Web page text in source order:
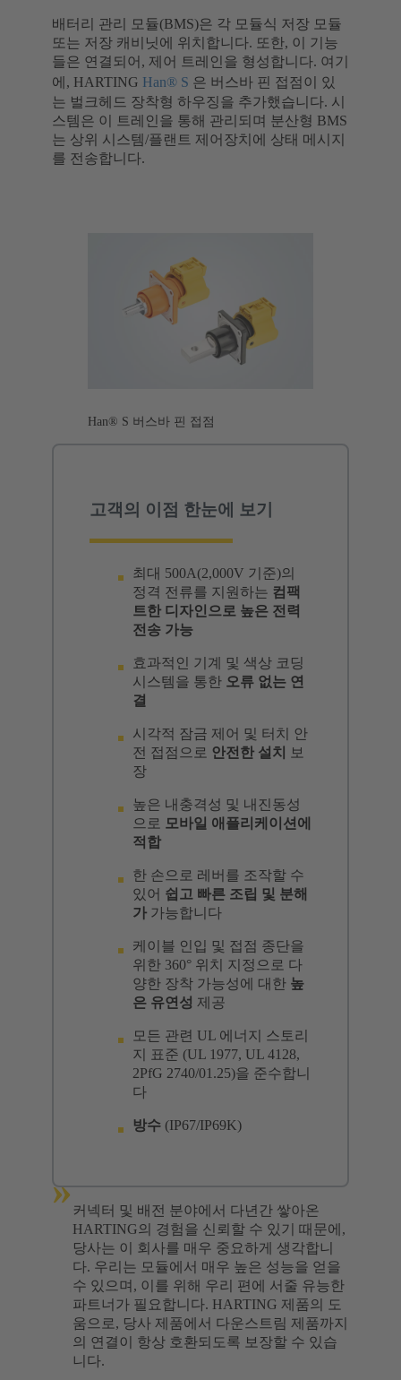
배터리 관리 모듈(BMS)은 각 모듈식 저장 모듈
또는 저장 캐비닛에 위치합니다. 또한, 이 기능
들은 연결되어, 제어 트레인을 형성합니다. 여기
에, HARTING Han® S 은 버스바 핀 접점이 있
는 벌크헤드 장착형 하우징을 추가했습니다. 시
스템은 이 트레인을 통해 관리되며 분산형 BMS
는 상위 시스템/플랜트 제어장치에 상태 메시지
를 전송합니다.
Han® S 버스바 핀 접점
고객의 이점 한눈에 보기
최대 500A(2,000V 기준)의
정격 전류를 지원하는 컴팩
트한 디자인으로 높은 전력
전송 가능
효과적인 기계 및 색상 코딩
시스템을 통한 오류 없는 연
결
시각적 잠금 제어 및 터치 안
전 접점으로 안전한 설치
보
장
높은 내충격성 및 내진동성
으로 모바일 애플리케이션에
적합
한 손으로 레버를 조작할 수
있어 쉽고 빠른 조립 및 분해
가 가능합니다
케이블 인입 및 접점 종단을
위한 360° 위치 지정으로 다
양한 장착 가능성에 대한 높
은 유연성 제공
모든 관련 UL 에너지 스토리
지 표준 (UL 1977, UL 4128,
2PfG 2740/01.25)을 준수합니
다
방수 (IP67/IP69K)
» 커넥터 및 배전 분야에서 다년간 쌓아온
HARTING의 경험을 신뢰할 수 있기 때문에,
당사는 이 회사를 매우 중요하게 생각합니
다. 우리는 모듈에서 매우 높은 성능을 얻을
수 있으며, 이를 위해 우리 편에 서줄 유능한
파트너가 필요합니다. HARTING 제품의 도
움으로, 당사 제품에서 다운스트림 제품까지
의 연결이 항상 호환되도록 보장할 수 있습
니다.